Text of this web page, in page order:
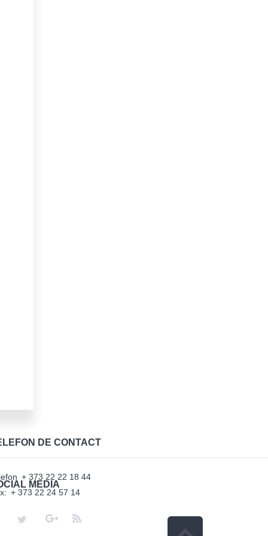
DE CONTACT
+ 373 22 22 18 44
+ 373 22 24 57 14
MEDIA
FacebookTwitter Google